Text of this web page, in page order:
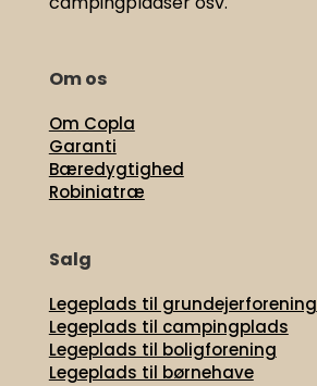
Om os
Om Copla
Garanti
Bæredygtighed
Robiniatræ
Salg
Legeplads til grundejerforening
Legeplads til campingplads
Legeplads til boligforening
Legeplads til børnehave